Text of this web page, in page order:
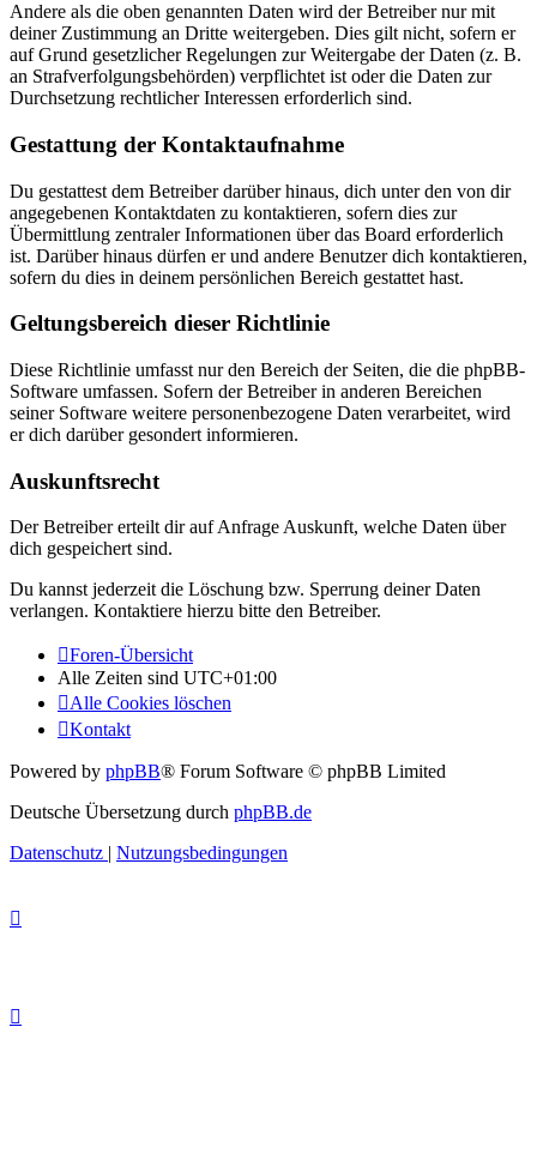
Andere als die oben genannten Daten wird der Betreiber nur mit
deiner Zustimmung an Dritte weitergeben. Dies gilt nicht, sofern er
auf Grund gesetzlicher Regelungen zur Weitergabe der Daten (z. B.
an Strafverfolgungsbehörden) verpflichtet ist oder die Daten zur
Durchsetzung rechtlicher Interessen erforderlich sind.
Gestattung der Kontaktaufnahme
Du gestattest dem Betreiber darüber hinaus, dich unter den von dir
angegebenen Kontaktdaten zu kontaktieren, sofern dies zur
Übermittlung zentraler Informationen über das Board erforderlich
ist. Darüber hinaus dürfen er und andere Benutzer dich kontaktieren,
sofern du dies in deinem persönlichen Bereich gestattet hast.
Geltungsbereich dieser Richtlinie
Diese Richtlinie umfasst nur den Bereich der Seiten, die die phpBB-
Software umfassen. Sofern der Betreiber in anderen Bereichen
seiner Software weitere personenbezogene Daten verarbeitet, wird
er dich darüber gesondert informieren.
Auskunftsrecht
Der Betreiber erteilt dir auf Anfrage Auskunft, welche Daten über
dich gespeichert sind.
Du kannst jederzeit die Löschung bzw. Sperrung deiner Daten
verlangen. Kontaktiere hierzu bitte den Betreiber.
Foren-Übersicht
Alle Zeiten sind UTC+01:00
Alle Cookies löschen
Kontakt
Powered by phpBB® Forum Software © phpBB Limited
Deutsche Übersetzung durch phpBB.de
Datenschutz | Nutzungsbedingungen